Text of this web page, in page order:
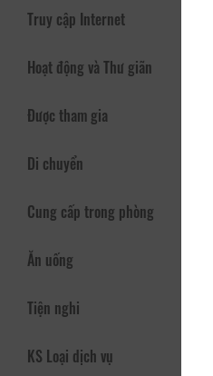
Truy cập Internet
Hoạt động và Thư giãn
Được tham gia
Di chuyển
Cung cấp trong phòng
Ăn uống
Tiện nghi
KS Loại dịch vụ